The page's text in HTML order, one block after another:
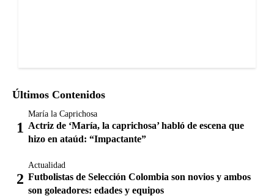
Últimos Contenidos
María la Caprichosa
Actriz de ‘María, la caprichosa’ habló de escena que
hizo en ataúd: “Impactante”
Actualidad
Futbolistas de Selección Colombia son novios y ambos
son goleadores: edades y equipos